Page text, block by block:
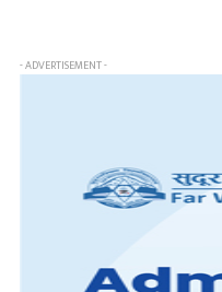
- ADVERTISEMENT -